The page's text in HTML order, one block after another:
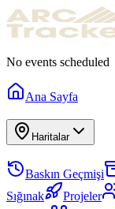
No events scheduled
Ana Sayfa
Haritalar
Baskın Geçmişi
Sığınak
Projeler